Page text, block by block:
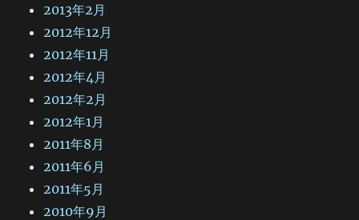
2013年2月
2012年12月
2012年11月
2012年4月
2012年2月
2012年1月
2011年8月
2011年6月
2011年5月
2010年9月